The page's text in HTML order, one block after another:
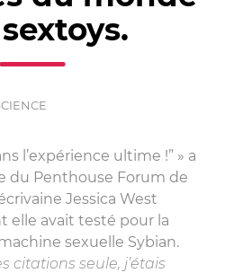
l’expérience ultime !” » a
du Penthouse Forum de
Jessica West
elle avait testé pour la
sexuelle Sybian.
citations seule, j’étais